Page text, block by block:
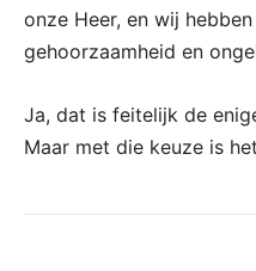
onze Heer, en wij
gehoorzaamheid en
Ja, dat is feitelijk de
Maar met die keuze is